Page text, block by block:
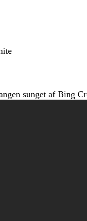
sunget af Bing